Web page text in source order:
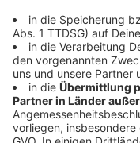
Dürfen
Anzeige